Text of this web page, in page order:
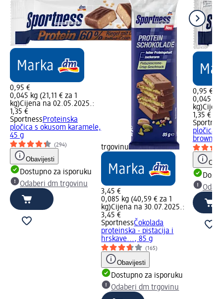
0,95 €
0,045 kg (21,11 € za 1
kg)Cijena na 02.05.2025.:
1,35 €
SportnessProteinska
pločica s okusom karamele,
45 g
(294)
Obavijesti
Dostupno za isporuku
Odaberi dm trgovinu
trgovinu
3,45 €
0,085 kg (40,59 € za 1
kg)Cijena na 30.07.2025.:
3,45 €
SportnessČokolada
proteinska - pistacija i
hrskave..., 85 g
(165)
Obavijesti
Dostupno za isporuku
Odaberi dm trgovinu
0,95 €
0,045 kg
kg)
1,35 €
pločica